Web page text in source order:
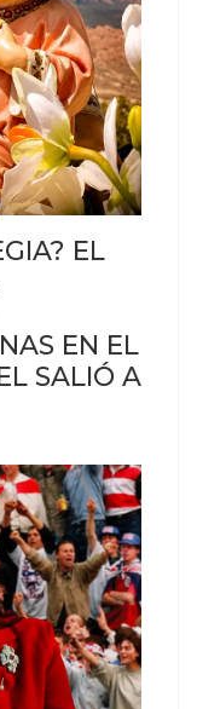
EL
EN EL
SALIÓ A